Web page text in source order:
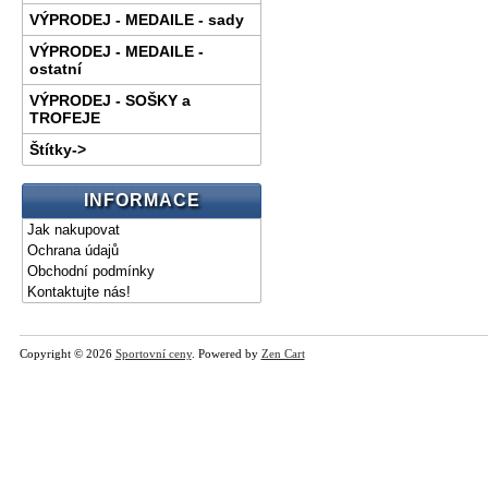
VÝPRODEJ - MEDAILE - sady
VÝPRODEJ - MEDAILE -
ostatní
VÝPRODEJ - SOŠKY a
TROFEJE
Štítky->
INFORMACE
Jak nakupovat
Ochrana údajů
Obchodní podmínky
Kontaktujte nás!
Copyright © 2026 Sportovní ceny. Powered by Zen Cart